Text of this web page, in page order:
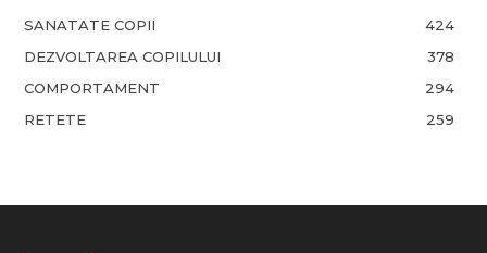
SANATATE COPII
424
DEZVOLTAREA COPILULUI
378
COMPORTAMENT
294
RETETE
259